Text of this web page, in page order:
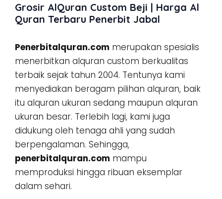
Grosir AlQuran Custom Beji | Harga Al
Quran Terbaru Penerbit Jabal
Penerbitalquran.com merupakan spesialis
menerbitkan alquran custom berkualitas
terbaik sejak tahun 2004. Tentunya kami
menyediakan beragam pilihan alquran, baik
itu alquran ukuran sedang maupun alquran
ukuran besar. Terlebih lagi, kami juga
didukung oleh tenaga ahli yang sudah
berpengalaman. Sehingga,
penerbitalquran.com mampu
memproduksi hingga ribuan eksemplar
dalam sehari.